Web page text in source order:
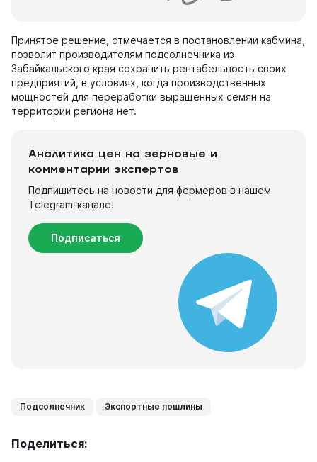
Принятое решение, отмечается в постановлении кабмина,
позволит производителям подсолнечника из
Забайкальского края сохранить рентабельность своих
предприятий, в условиях, когда производственных
мощностей для переработки выращенных семян на
территории региона нет.
Аналитика цен на зерновые и
комментарии экспертов
Подпишитесь на новости для фермеров в нашем
Telegram-канале!
Подписаться
Подсолнечник Экспортные пошлины
Поделиться: